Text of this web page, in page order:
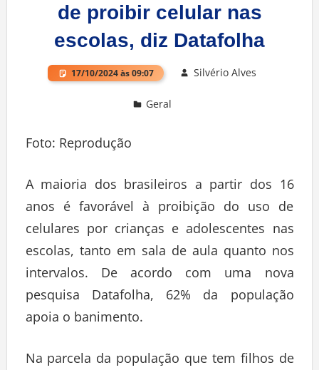
de proibir celular nas
escolas, diz Datafolha
17/10/2024 às 09:07 Silvério Alves
Geral
Foto: Reprodução
A maioria dos brasileiros a partir dos 16
anos é favorável à proibição do uso de
celulares por crianças e adolescentes nas
escolas, tanto em sala de aula quanto nos
intervalos. De acordo com uma nova
pesquisa Datafolha, 62% da população
apoia o banimento.
Na parcela da população que tem filhos de